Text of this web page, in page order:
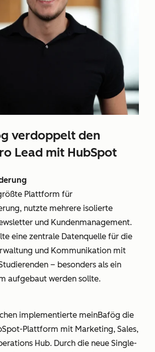
verdoppelt den
Lead mit HubSpot
Plattform für
nutzte mehrere isolierte
und Kundenmanagement.
eine zentrale Datenquelle für die
und Kommunikation mit
– besonders als ein
aufgebaut werden sollte.
implementierte meinBafög die
Plattform mit Marketing, Sales,
Hub. Durch die neue Single-